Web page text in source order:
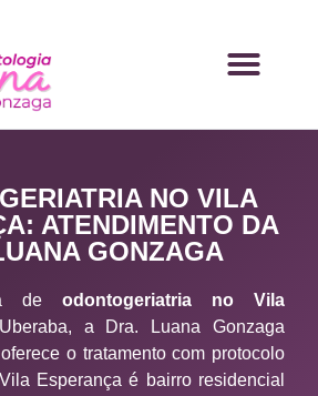
NO VILA
ATENDIMENTO DA
GONZAGA
de odontogeriatria no Vila
a Dra. Luana Gonzaga
o tratamento com protocolo
Esperança é bairro residencial